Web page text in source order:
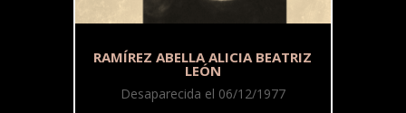
RAMÍREZ ABELLA ALICIA BEATRIZ
LEÓN
Desaparecida el 06/12/1977